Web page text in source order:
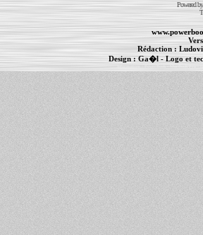
Powered
Rédaction :
Design :Ga�l- Logo et
Informations :